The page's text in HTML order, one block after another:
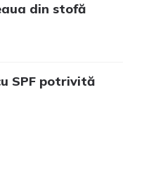
din stofă
SPF potrivită